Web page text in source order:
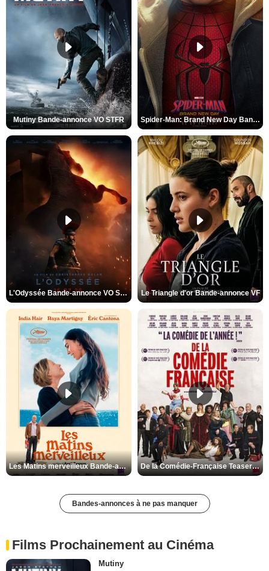
Mutiny Bande-annonce VO STFR Spider-Man: Brand New Day Bande-annonce VO STFR
L'Odyssée Bande-annonce VO STFR Le Triangle d'or Bande-annonce VF
Les Matins merveilleux Bande-annonce VF De la Comédie-Française Teaser VF
Bandes-annonces à ne pas manquer
Films Prochainement au Cinéma
Mutiny